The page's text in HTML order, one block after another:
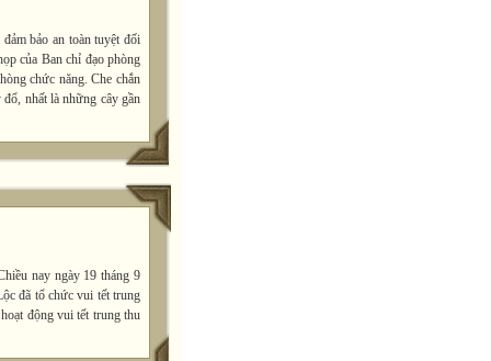
bảo an toàn tuyệt đối
của Ban chỉ đạo phòng
chức năng. Che chắn
nhất là những cây gần
nay ngày 19 tháng 9
đã tổ chức vui tết trung
động vui tết trung thu